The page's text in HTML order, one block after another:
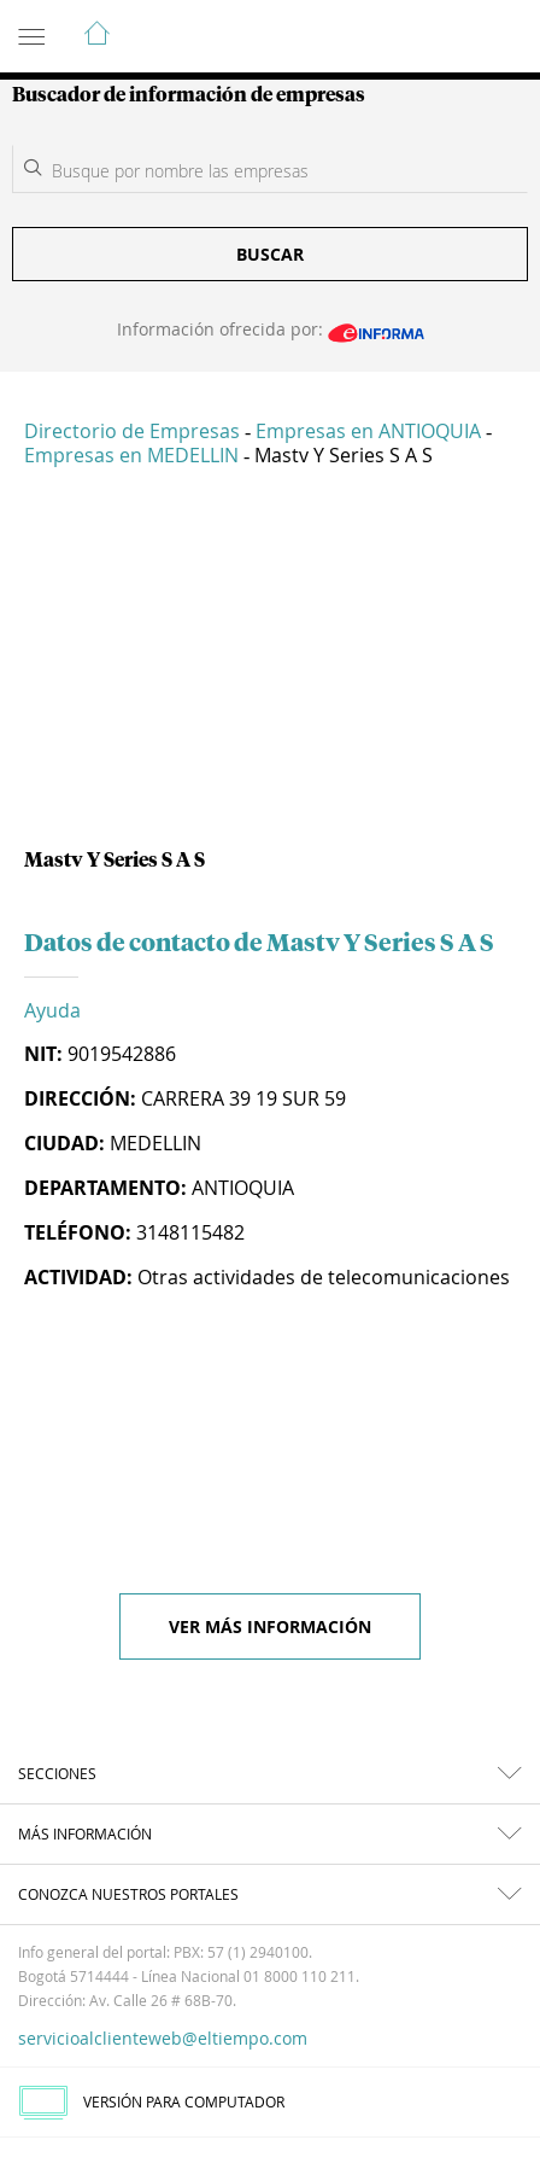
Guía de Empresas Colombianas
Buscador de información de empresas
BUSCAR
Información ofrecida por:
Directorio de Empresas - Empresas en ANTIOQUIA -
Empresas en MEDELLIN - Mastv Y Series S A S
Mastv Y Series S A S
Datos de contacto de Mastv Y Series S A S
Ayuda
NIT: 9019542886
DIRECCIÓN: CARRERA 39 19 SUR 59
CIUDAD: MEDELLIN
DEPARTAMENTO: ANTIOQUIA
TELÉFONO: 3148115482
ACTIVIDAD: Otras actividades de telecomunicaciones
VER MÁS INFORMACIÓN
SECCIONES
MÁS INFORMACIÓN
CONOZCA NUESTROS PORTALES
Info general del portal: PBX: 57 (1) 2940100.
Bogotá 5714444 - Línea Nacional 01 8000 110 211.
Dirección: Av. Calle 26 # 68B-70.
servicioalclienteweb@eltiempo.com
VERSIÓN PARA COMPUTADOR